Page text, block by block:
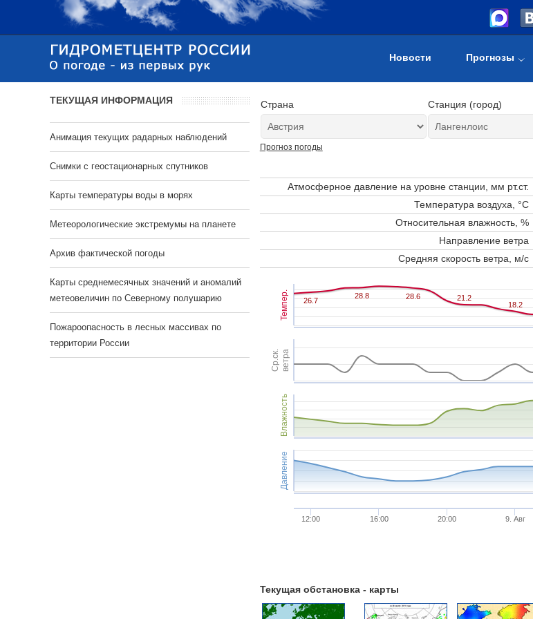
Новости Прогнозы
Страна Станция (город)
Прогноз погоды
Атмосферное давление на уровне станции, мм рт.ст.
Температура воздуха, °C
Относительная влажность, %
Направление ветра
Средняя скорость ветра, м/с
Темпер.
Ср.ск.ветра
Влажность
Давление
26.7
26.7
28.8
28.8 28.6
28.6 21.2
21.2
18.2
18.2
12:00 16:00 20:00 9. Авг
Текущая обстановка - карты
ТЕКУЩАЯ ИНФОРМАЦИЯ
Анимация текущих радарных наблюдений
Cнимки с геостационарных спутников
Карты температуры воды в морях
Метеорологические экстремумы на планете
Архив фактической погоды
Карты среднемесячных значений и аномалий
метеовеличин по Северному полушарию
Пожароопасность в лесных массивах по
территории России